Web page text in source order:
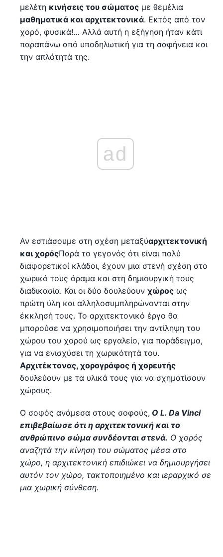
μελέτη κινήσεις του σώματος με θεμέλια
μαθηματικά και αρχιτεκτονικά. Εκτός από τον
χορό, φυσικά!… Αλλά αυτή η εξήγηση ήταν κάτι
παραπάνω από υποδηλωτική για τη σαφήνεια και
την απλότητά της.
ad
Αν εστιάσουμε στη σχέση μεταξύαρχιτεκτονική
και χορόςΠαρά το γεγονός ότι είναι πολύ
διαφορετικοί κλάδοι, έχουν μια στενή σχέση στο
χωρικό τους όραμα και στη δημιουργική τους
διαδικασία. Και οι δύο δουλεύουν χώρος ως
πρώτη ύλη και αλληλοσυμπληρώνονται στην
έκκλησή τους. Το αρχιτεκτονικό έργο θα
μπορούσε να χρησιμοποιήσει την αντίληψη του
χώρου του χορού ως εργαλείο, για παράδειγμα,
για να ενισχύσει τη χωρικότητά του.
Αρχιτέκτονας, χορογράφος ή χορευτής
δουλεύουν με τα υλικά τους για να σχηματίσουν
χώρους.
Ο σοφός ανάμεσα στους σοφούς, Ο L. Da Vinci
επιβεβαίωσε ότι η αρχιτεκτονική και το
ανθρώπινο σώμα συνδέονται στενά. Ο χορός
αναζητά την κίνηση του σώματος μέσα στο
χώρο, η αρχιτεκτονική επιδιώκει να δημιουργήσει
αυτόν τον χώρο, τακτοποιημένο και ιεραρχικό σε
μια χωρική σύνθεση.